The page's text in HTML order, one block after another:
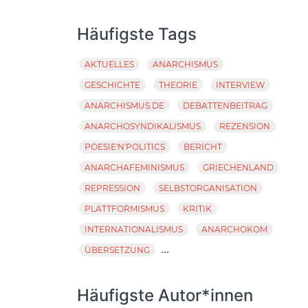
Häufigste Tags
AKTUELLES
ANARCHISMUS
GESCHICHTE
THEORIE
INTERVIEW
ANARCHISMUS.DE
DEBATTENBEITRAG
ANARCHOSYNDIKALISMUS
REZENSION
POESIE'N'POLITICS
BERICHT
ANARCHAFEMINISMUS
GRIECHENLAND
REPRESSION
SELBSTORGANISATION
PLATTFORMISMUS
KRITIK
INTERNATIONALISMUS
ANARCHOKOM
ÜBERSETZUNG
...
Häufigste Autor*innen